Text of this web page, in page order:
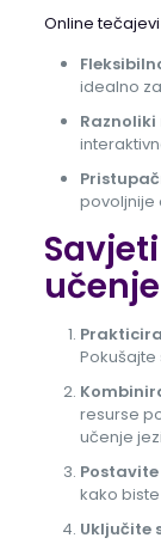
Online
idealno
Raznoliki
povoljnije
resurse
učenje
kako
Uključite